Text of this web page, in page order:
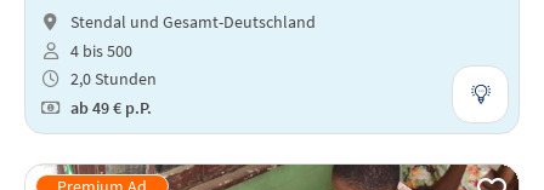
Stendal und Gesamt-Deutschland
4 bis 500
2,0 Stunden
ab49 € p.P.